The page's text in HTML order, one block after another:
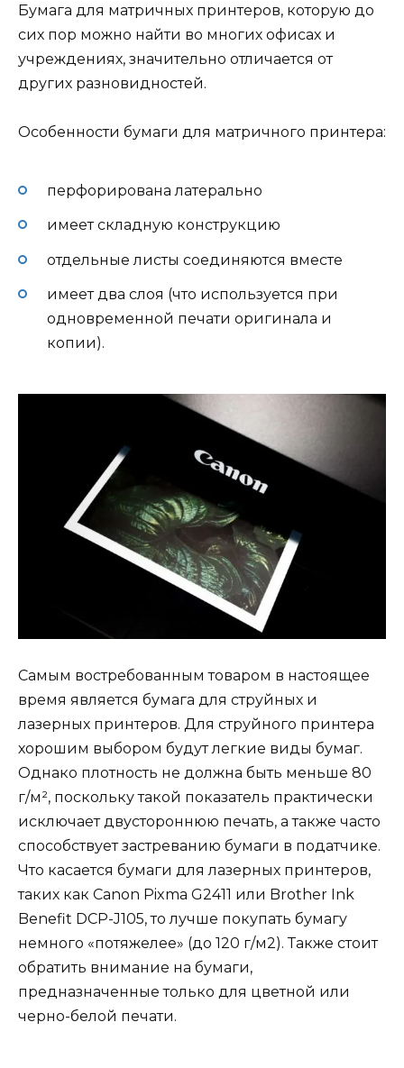
Бумага для матричных принтеров, которую до
сих пор можно найти во многих офисах и
учреждениях, значительно отличается от
других разновидностей.
Особенности бумаги для матричного принтера:
перфорирована латерально
имеет складную конструкцию
отдельные листы соединяются вместе
имеет два слоя (что используется при
одновременной печати оригинала и
копии).
Самым востребованным товаром в настоящее
время является бумага для струйных и
лазерных принтеров. Для струйного принтера
хорошим выбором будут легкие виды бумаг.
Однако плотность не должна быть меньше 80
г/м², поскольку такой показатель практически
исключает двустороннюю печать, а также часто
способствует застреванию бумаги в податчике.
Что касается бумаги для лазерных принтеров,
таких как Canon Pixma G2411 или Brother Ink
Benefit DCP-J105, то лучше покупать бумагу
немного «потяжелее» (до 120 г/м2). Также стоит
обратить внимание на бумаги,
предназначенные только для цветной или
черно-белой печати.